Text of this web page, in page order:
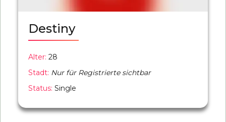
Destiny
Alter: 28
Stadt: Nur für Registrierte sichtbar
Status: Single